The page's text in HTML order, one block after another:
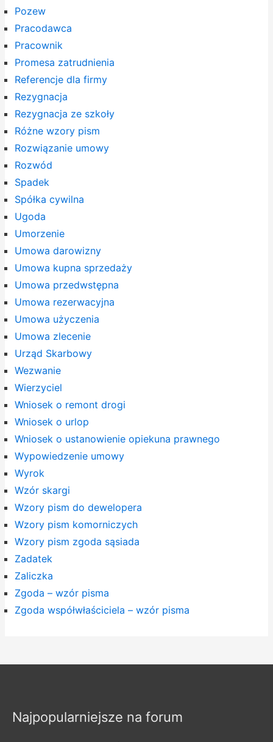
Pozew
Pracodawca
Pracownik
Promesa zatrudnienia
Referencje dla firmy
Rezygnacja
Rezygnacja ze szkoły
Różne wzory pism
Rozwiązanie umowy
Rozwód
Spadek
Spółka cywilna
Ugoda
Umorzenie
Umowa darowizny
Umowa kupna sprzedaży
Umowa przedwstępna
Umowa rezerwacyjna
Umowa użyczenia
Umowa zlecenie
Urząd Skarbowy
Wezwanie
Wierzyciel
Wniosek o remont drogi
Wniosek o urlop
Wniosek o ustanowienie opiekuna prawnego
Wypowiedzenie umowy
Wyrok
Wzór skargi
Wzory pism do dewelopera
Wzory pism komorniczych
Wzory pism zgoda sąsiada
Zadatek
Zaliczka
Zgoda – wzór pisma
Zgoda współwłaściciela – wzór pisma
Najpopularniejsze na forum